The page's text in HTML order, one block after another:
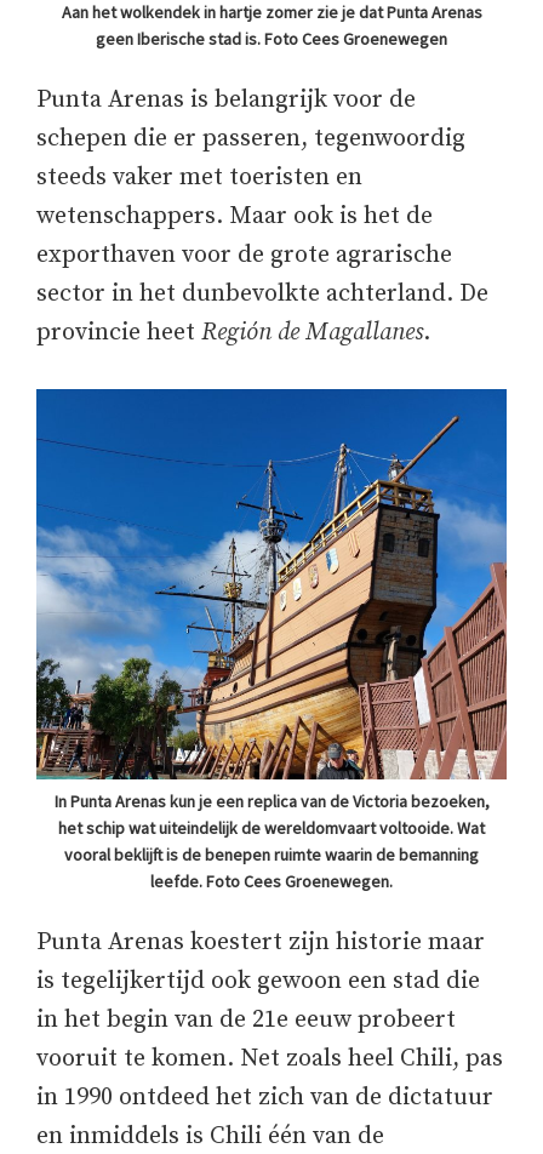
Aan het wolkendek in hartje zomer zie je dat Punta Arenas
geen Iberische stad is. Foto Cees Groenewegen
Punta Arenas is belangrijk voor de
schepen die er passeren, tegenwoordig
steeds vaker met toeristen en
wetenschappers. Maar ook is het de
exporthaven voor de grote agrarische
sector in het dunbevolkte achterland. De
provincie heet Región de Magallanes.
In Punta Arenas kun je een replica van de Victoria bezoeken,
het schip wat uiteindelijk de wereldomvaart voltooide. Wat
vooral beklijft is de benepen ruimte waarin de bemanning
leefde. Foto Cees Groenewegen.
Punta Arenas koestert zijn historie maar
is tegelijkertijd ook gewoon een stad die
in het begin van de 21e eeuw probeert
vooruit te komen. Net zoals heel Chili, pas
in 1990 ontdeed het zich van de dictatuur
en inmiddels is Chili één van de